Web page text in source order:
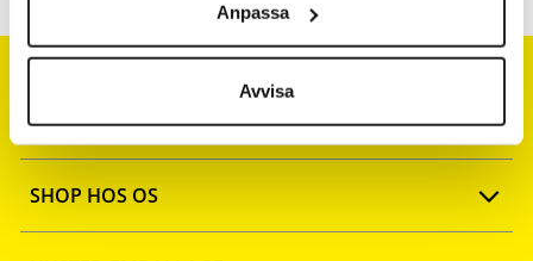
Anpassa
Avvisa
SHOP HOS OS